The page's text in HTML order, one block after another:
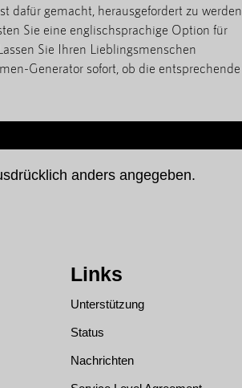
gemacht, herausgefordert zu werden.
Sie eine englischsprachige Option für
Sie Ihren Lieblingsmenschen
Generator sofort, ob die entsprechende
anders angegeben.
Links
Unterstützung
Status
Nachrichten